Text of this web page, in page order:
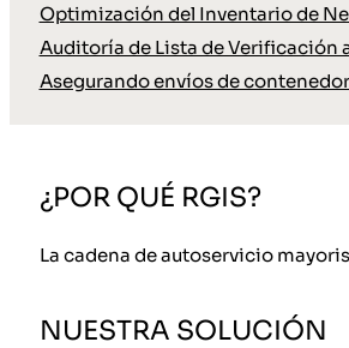
Optimización del Inventario de
Auditoría de Lista de Verificación
Asegurando envíos de
¿POR QUÉ RGIS?
La cadena de autoservicio
NUESTRA SOLUCIÓN